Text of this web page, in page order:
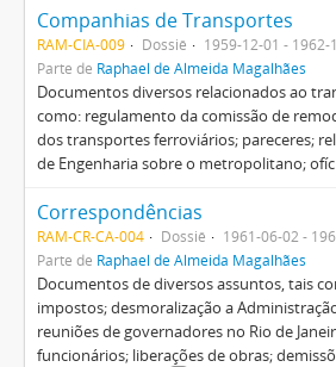
Companhias de Transportes
RAM-CIA-009 Dossiê
1959-12-01 - 1962-
Parte de Raphael de Almeida Magalhães
Documentos diversos relacionados ao
como: regulamento da comissão de
dos transportes ferroviários; pareceres;
de Engenharia sobre o metropolitano;
Correspondências
RAM-CR-CA-004 Dossiê
1961-06-02 -
Parte de Raphael de Almeida Magalhães
Documentos de diversos assuntos, tais
impostos; desmoralização a
reuniões de governadores no Rio de
funcionários; liberações de obras;